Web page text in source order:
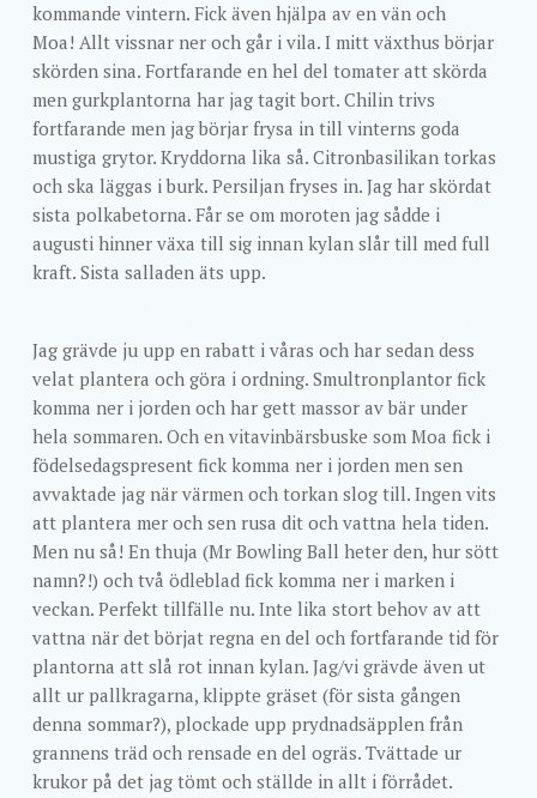
kommande vintern. Fick även hjälpa av en vän och
Moa! Allt vissnar ner och går i vila. I mitt växthus börjar
skörden sina. Fortfarande en hel del tomater att skörda
men gurkplantorna har jag tagit bort. Chilin trivs
fortfarande men jag börjar frysa in till vinterns goda
mustiga grytor. Kryddorna lika så. Citronbasilikan torkas
och ska läggas i burk. Persiljan fryses in. Jag har skördat
sista polkabetorna. Får se om moroten jag sådde i
augusti hinner växa till sig innan kylan slår till med full
kraft. Sista salladen äts upp.
Jag grävde ju upp en rabatt i våras och har sedan dess
velat plantera och göra i ordning. Smultronplantor fick
komma ner i jorden och har gett massor av bär under
hela sommaren. Och en vitavinbärsbuske som Moa fick i
födelsedagspresent fick komma ner i jorden men sen
avvaktade jag när värmen och torkan slog till. Ingen vits
att plantera mer och sen rusa dit och vattna hela tiden.
Men nu så! En thuja (Mr Bowling Ball heter den, hur sött
namn?!) och två ödleblad fick komma ner i marken i
veckan. Perfekt tillfälle nu. Inte lika stort behov av att
vattna när det börjat regna en del och fortfarande tid för
plantorna att slå rot innan kylan. Jag/vi grävde även ut
allt ur pallkragarna, klippte gräset (för sista gången
denna sommar?), plockade upp prydnadsäpplen från
grannens träd och rensade en del ogräs. Tvättade ur
krukor på det jag tömt och ställde in allt i förrådet.